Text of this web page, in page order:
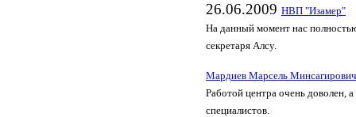
26.06.2009 НВП "Изамер"
На данный момент нас
секретаря Алсу.
Мардиев Марсель Минсагирович
Работой центра очень доволен,
специалистов.